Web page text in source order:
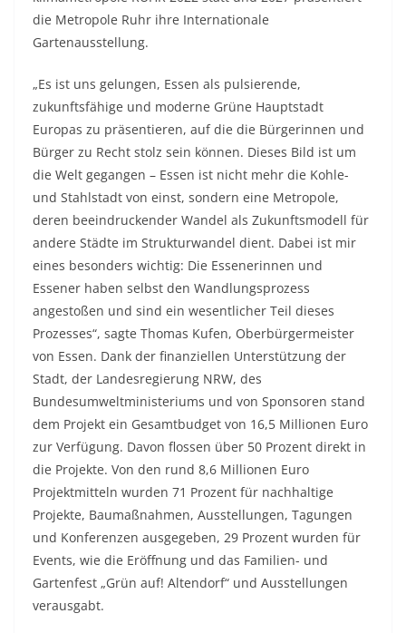
die Metropole Ruhr ihre Internationale
Gartenausstellung.
„Es ist uns gelungen, Essen als pulsierende,
zukunftsfähige und moderne Grüne Hauptstadt
Europas zu präsentieren, auf die die Bürgerinnen und
Bürger zu Recht stolz sein können. Dieses Bild ist um
die Welt gegangen – Essen ist nicht mehr die Kohle-
und Stahlstadt von einst, sondern eine Metropole,
deren beeindruckender Wandel als Zukunftsmodell für
andere Städte im Strukturwandel dient. Dabei ist mir
eines besonders wichtig: Die Essenerinnen und
Essener haben selbst den Wandlungsprozess
angestoßen und sind ein wesentlicher Teil dieses
Prozesses“, sagte Thomas Kufen, Oberbürgermeister
von Essen. Dank der finanziellen Unterstützung der
Stadt, der Landesregierung NRW, des
Bundesumweltministeriums und von Sponsoren stand
dem Projekt ein Gesamtbudget von 16,5 Millionen Euro
zur Verfügung. Davon flossen über 50 Prozent direkt in
die Projekte. Von den rund 8,6 Millionen Euro
Projektmitteln wurden 71 Prozent für nachhaltige
Projekte, Baumaßnahmen, Ausstellungen, Tagungen
und Konferenzen ausgegeben, 29 Prozent wurden für
Events, wie die Eröffnung und das Familien- und
Gartenfest „Grün auf! Altendorf“ und Ausstellungen
verausgabt.